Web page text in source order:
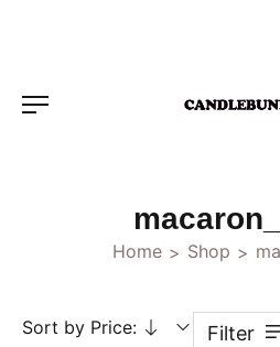
Home > Shop >
Sort by Price: Filter